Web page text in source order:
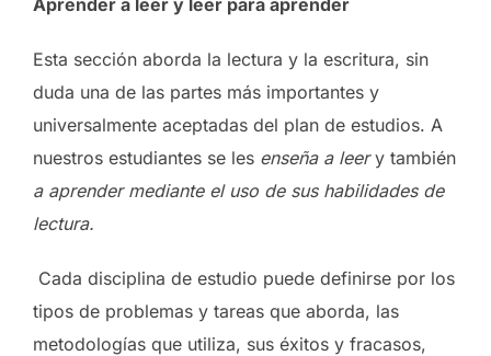
Esta sección aborda la lectura y la escritura, sin
duda una de las partes más importantes y
universalmente aceptadas del plan de estudios. A
nuestros estudiantes se les enseña a leery también
a aprender mediante el uso de sus habilidades de
lectura.
Cada disciplina de estudio puede definirse por los
tipos de problemas y tareas que aborda, las
metodologías que utiliza, sus éxitos y fracasos,